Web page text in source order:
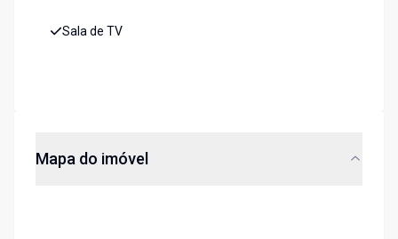
Sala de TV
Mapa do imóvel